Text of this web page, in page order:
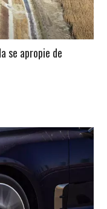
se apropie de